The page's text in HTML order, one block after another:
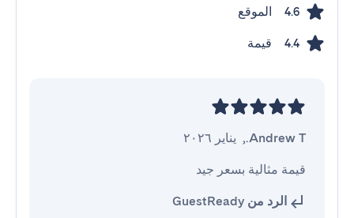
4.6 الموقع
4.4 قيمة
Andrew T.
, يناير ٢٠٢٦
قيمة مثالية بسعر جيد
الرد من GuestReady